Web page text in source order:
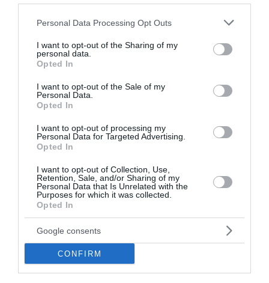
Please note that this website/app uses one or more Google
not limited to your visit or usage behaviour. You may click to
grant or deny consent to Google and its third-party tags to
use your data for below specified purposes in below Google
consent section.
Personal Data Processing Opt Outs
I want to opt-out of the Sharing of my
personal data.
Opted In
I want to opt-out of the Sale of my
Personal Data.
Opted In
I want to opt-out of processing my
Personal Data for Targeted Advertising.
Opted In
I want to opt-out of Collection, Use,
Retention, Sale, and/or Sharing of my
Personal Data that Is Unrelated with the
Purposes for which it was collected.
Opted In
Google consents
CONFIRM
Τουρκία, Σαουδική Αραβία και Πακιστάν
ενισχύουν τη στρατιωτική τους συνεργασία